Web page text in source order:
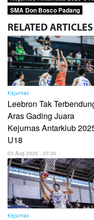
SMA Don Bosco Padang
RELATED ARTICLES
Kejurnas
Leebron Tak
Aras Gading Juara
Kejurnas Antarklub
U18
03 Aug 2025 - 20:30
Kejurnas